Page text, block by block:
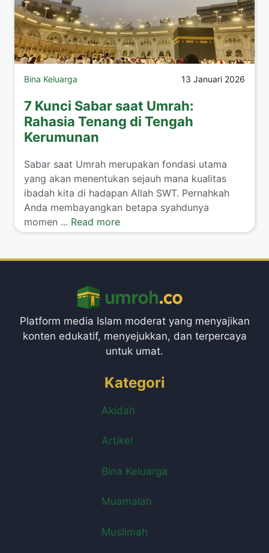
Bina Keluarga 13 Januari 2026
7 Kunci Sabar saat Umrah:
Rahasia Tenang di Tengah
Kerumunan
​Sabar saat Umrah merupakan fondasi utama
yang akan menentukan sejauh mana kualitas
ibadah kita di hadapan Allah SWT. Pernahkah
Anda membayangkan betapa syahdunya
momen ... Read more
Platform media Islam moderat yang menyajikan
konten edukatif, menyejukkan, dan terpercaya
untuk umat.
Kategori
Akidah
Artikel
Bina Keluarga
Muamalah
Muslimah